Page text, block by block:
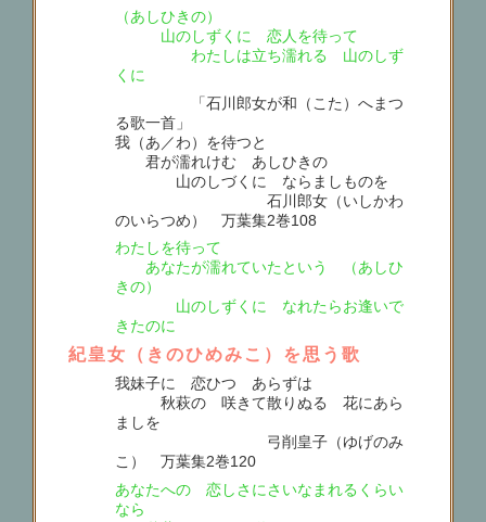
（あしひきの）
山のしずくに 恋人を待って
わたしは立ち濡れる 山のしず
くに
「石川郎女が和（こた）へまつ
る歌一首」
我（あ／わ）を待つと
君が濡れけむ あしひきの
山のしづくに ならましものを
石川郎女（いしかわ
のいらつめ） 万葉集2巻108
わたしを待って
あなたが濡れていたという （あしひ
きの）
山のしずくに なれたらお逢いで
きたのに
紀皇女（きのひめみこ）を思う歌
我妹子に 恋ひつゝあらずは
秋萩の 咲きて散りぬる 花にあら
ましを
弓削皇子（ゆげのみ
こ） 万葉集2巻120
あなたへの 恋しさにさいなまれるくらい
なら